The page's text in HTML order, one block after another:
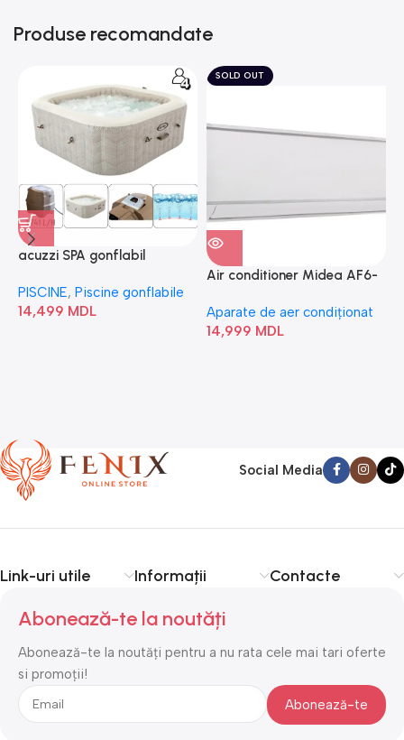
Produse recomandate
acuzzi SPA gonflabil
Bubble” 28446
PISCINE, Piscine gonflabile
14,499 MDL
SOLD OUT
Air conditioner Midea AF6-
Aparate de aer condiționat
14,999 MDL
Social Media
Link-uri utile Informații Contacte
Abonează-te la noutăți
Abonează-te la noutăți pentru a nu rata cele mai tari oferte
si promoții!